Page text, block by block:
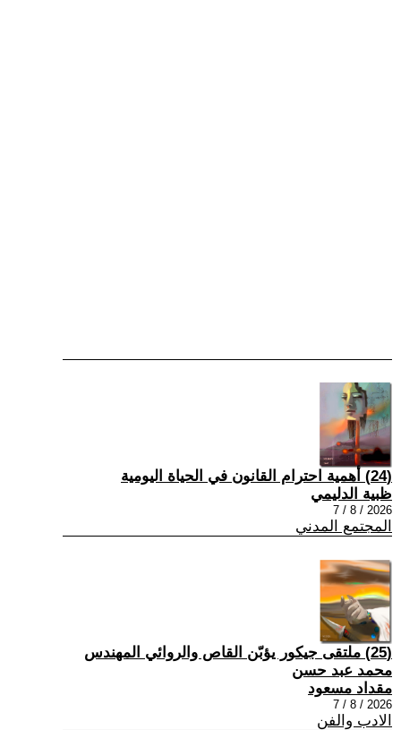
(24) أهمية احترام القانون في الحياة اليومية
ظبية الدليمي
2026 / 8 / 7
المجتمع المدني
(25) ملتقى جيكور يؤبّن القاص والروائي المهندس
محمد عبد حسن
مقداد مسعود
2026 / 8 / 7
الادب والفن